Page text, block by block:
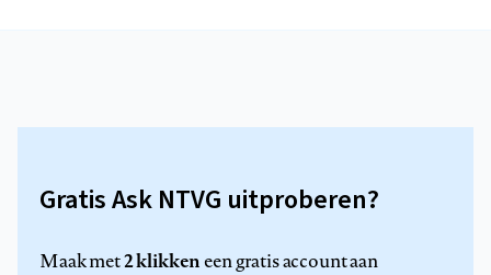
Gratis Ask NTVG uitproberen?
Maak met2 klikkeneen gratis account aan